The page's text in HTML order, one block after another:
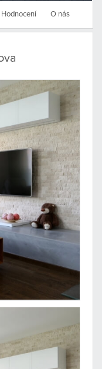
Hodnocení O nás